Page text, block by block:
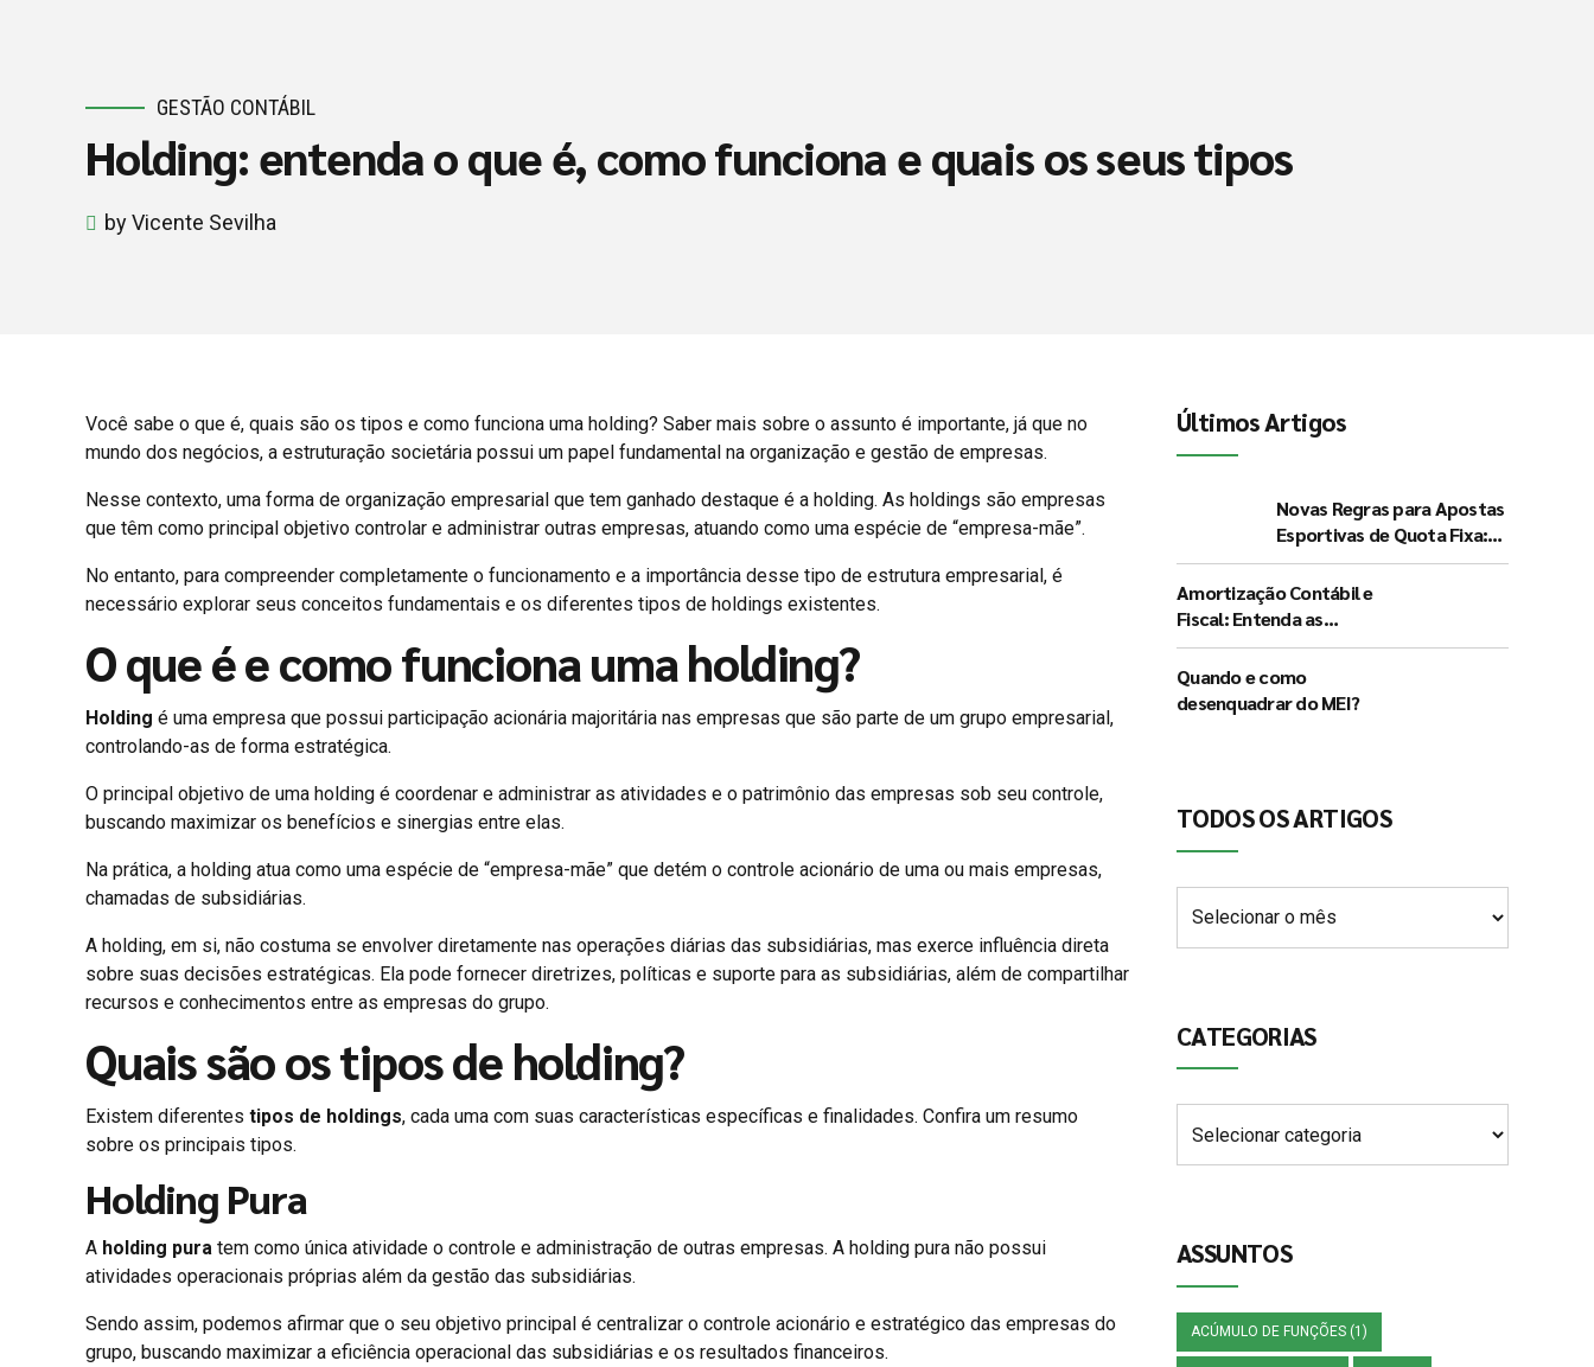
GESTÃO CONTÁBIL
Holding: entenda o que é, como funciona e quais os seus tipos
by Vicente Sevilha
Você sabe o que é, quais são os tipos e como funciona uma holding? Saber mais sobre o assunto é importante, já que no
mundo dos negócios, a estruturação societária possui um papel fundamental na organização e gestão de empresas.
Nesse contexto, uma forma de organização empresarial que tem ganhado destaque é a holding. As holdings são empresas
que têm como principal objetivo controlar e administrar outras empresas, atuando como uma espécie de “empresa-mãe”.
No entanto, para compreender completamente o funcionamento e a importância desse tipo de estrutura empresarial, é
necessário explorar seus conceitos fundamentais e os diferentes tipos de holdings existentes.
O que é e como funciona uma holding?
Holding é uma empresa que possui participação acionária majoritária nas empresas que são parte de um grupo empresarial,
controlando-as de forma estratégica.
O principal objetivo de uma holding é coordenar e administrar as atividades e o patrimônio das empresas sob seu controle,
buscando maximizar os benefícios e sinergias entre elas.
Na prática, a holding atua como uma espécie de “empresa-mãe” que detém o controle acionário de uma ou mais empresas,
chamadas de subsidiárias.
A holding, em si, não costuma se envolver diretamente nas operações diárias das subsidiárias, mas exerce influência direta
sobre suas decisões estratégicas. Ela pode fornecer diretrizes, políticas e suporte para as subsidiárias, além de compartilhar
recursos e conhecimentos entre as empresas do grupo.
Quais são os tipos de holding?
Existem diferentes tipos de holdings, cada uma com suas características específicas e finalidades. Confira um resumo
sobre os principais tipos.
Holding Pura
A holding pura tem como única atividade o controle e administração de outras empresas. A holding pura não possui
atividades operacionais próprias além da gestão das subsidiárias.
Sendo assim, podemos afirmar que o seu objetivo principal é centralizar o controle acionário e estratégico das empresas do
grupo, buscando maximizar a eficiência operacional das subsidiárias e os resultados financeiros.
Últimos Artigos
Novas Regras para Apostas
Esportivas de Quota Fixa:
Entenda as Determinações
do Governo e seus
Impactos
Amortização Contábil e
Fiscal: Entenda as
Diferenças Fundamentais e
a Significância de Cada
Procedimento
Quando e como
desenquadrar do MEI?
TODOS OS ARTIGOS
CATEGORIAS
ASSUNTOS
ACÚMULO DE FUNÇÕES (1)